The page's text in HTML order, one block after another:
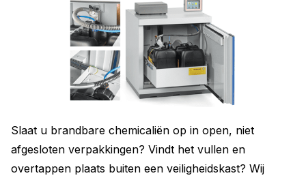
Slaat u brandbare chemicaliën op in open, niet
afgesloten verpakkingen? Vindt het vullen en
overtappen plaats buiten een veiligheidskast? Wij